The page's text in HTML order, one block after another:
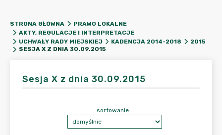
STRONA GŁÓWNA
PRAWO LOKALNE
AKTY, REGULACJE I INTERPRETACJE
UCHWAŁY RADY MIEJSKIEJ
KADENCJA 2014-2018
2015
SESJA X Z DNIA 30.09.2015
Sesja X z dnia 30.09.2015
sortowanie: